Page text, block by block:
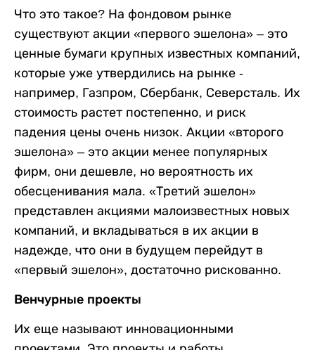
Что это такое? На фондовом рынке
существуют акции «первого эшелона» – это
ценные бумаги крупных известных компаний,
которые уже утвердились на рынке -
например, Газпром, Сбербанк, Северсталь. Их
стоимость растет постепенно, и риск
падения цены очень низок. Акции «второго
эшелона» – это акции менее популярных
фирм, они дешевле, но вероятность их
обесценивания мала. «Третий эшелон»
представлен акциями малоизвестных новых
компаний, и вкладываться в их акции в
надежде, что они в будущем перейдут в
«первый эшелон», достаточно рискованно.
Венчурные проекты
Их еще называют инновационными